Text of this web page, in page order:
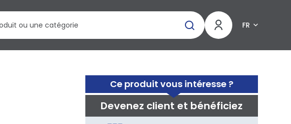
FR
Ce produit vous intéresse ?
Devenez client et bénéficiez